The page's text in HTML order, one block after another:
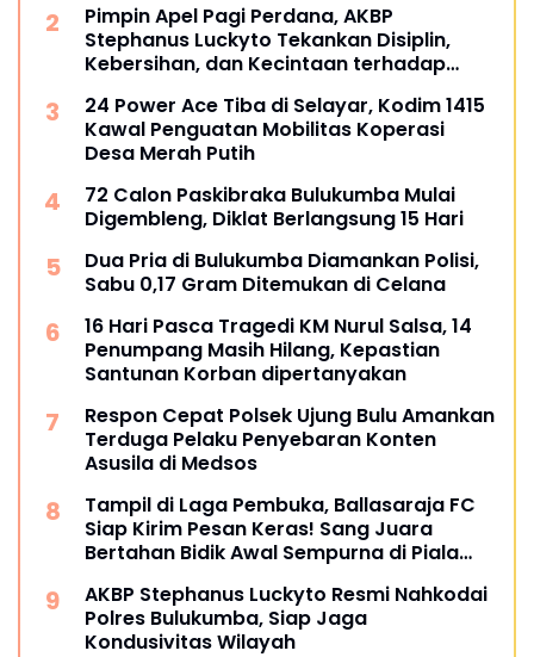
Pimpin Apel Pagi Perdana, AKBP
Stephanus Luckyto Tekankan Disiplin,
Kebersihan, dan Kecintaan terhadap
24 Power Ace Tiba di Selayar, Kodim 1415
Kawal Penguatan Mobilitas Koperasi
Desa Merah Putih
72 Calon Paskibraka Bulukumba Mulai
Digembleng, Diklat Berlangsung 15 Hari
Dua Pria di Bulukumba Diamankan Polisi,
Sabu 0,17 Gram Ditemukan di Celana
16 Hari Pasca Tragedi KM Nurul Salsa, 14
Penumpang Masih Hilang, Kepastian
Santunan Korban dipertanyakan
Respon Cepat Polsek Ujung Bulu Amankan
Terduga Pelaku Penyebaran Konten
Asusila di Medsos
Tampil di Laga Pembuka, Ballasaraja FC
Siap Kirim Pesan Keras! Sang Juara
Bertahan Bidik Awal Sempurna di Piala
AKBP Stephanus Luckyto Resmi Nahkodai
Polres Bulukumba, Siap Jaga
Kondusivitas Wilayah